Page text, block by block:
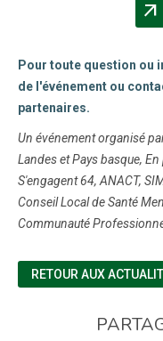
arrow_outward
Pour toute question ou
de l'événement ou
partenaires.
Un événement organisé
Landes et Pays basque,
S'engagent 64, ANACT,
Conseil Local de Santé
Communauté
RETOUR AUX